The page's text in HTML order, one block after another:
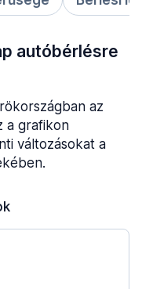
autóbérlésre
az
a grafikon
változásokat a